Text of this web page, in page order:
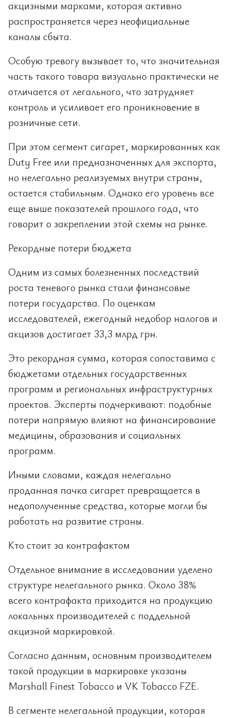
акцизными марками, которая активно
распространяется через неофициальные
каналы сбыта.
Особую тревогу вызывает то, что значительная
часть такого товара визуально практически не
отличается от легального, что затрудняет
контроль и усиливает его проникновение в
розничные сети.
При этом сегмент сигарет, маркированных как
Duty Free или предназначенных для экспорта,
но нелегально реализуемых внутри страны,
остается стабильным. Однако его уровень все
еще выше показателей прошлого года, что
говорит о закреплении этой схемы на рынке.
Рекордные потери бюджета
Одним из самых болезненных последствий
роста теневого рынка стали финансовые
потери государства. По оценкам
исследователей, ежегодный недобор налогов и
акцизов достигает 33,3 млрд грн.
Это рекордная сумма, которая сопоставима с
бюджетами отдельных государственных
программ и региональных инфраструктурных
проектов. Эксперты подчеркивают: подобные
потери напрямую влияют на финансирование
медицины, образования и социальных
программ.
Иными словами, каждая нелегально
проданная пачка сигарет превращается в
недополученные средства, которые могли бы
работать на развитие страны.
Кто стоит за контрафактом
Отдельное внимание в исследовании уделено
структуре нелегального рынка. Около 38%
всего контрафакта приходится на продукцию
локальных производителей с поддельной
акцизной маркировкой.
Согласно данным, основным производителем
такой продукции в маркировке указаны
Marshall Finest Tobacco и VK Tobacco FZE.
В сегменте нелегальной продукции, которая